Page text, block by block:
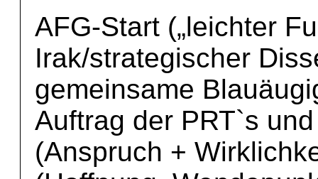
AFG-Start („leichter
Irak/strategischer
gemeinsame
Auftrag der PRT`s
(Anspruch +